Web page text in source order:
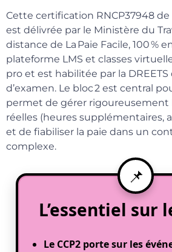
Cette certification RNCP37948 de
est délivrée par le Ministère du
distance de La Paie Facile, 100 %
plateforme LMS et classes
pro et est habilitée par la
d’examen. Le bloc 2 est central
permet de gérer rigoureusement
réelles (heures supplémentaires,
et de fiabiliser la paie dans un
complexe.
L’essentiel sur
Le CCP2 porte sur les